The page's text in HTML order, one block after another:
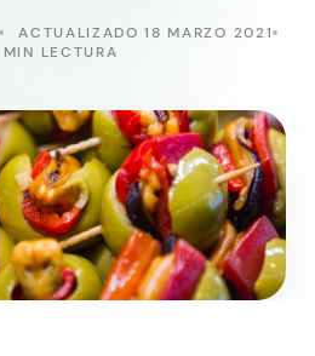
ACTUALIZADO 18 MARZO 2021
LECTURA